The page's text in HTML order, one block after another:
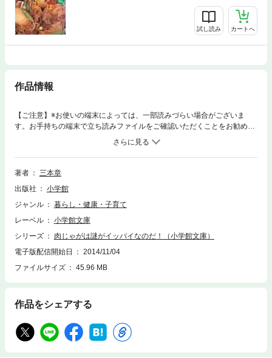
試し読み カートへ
作品情報
【ご注意】※お使いの端末によっては、一部読みづらい場合がございま
す。お手持ちの端末で立ち読みファイルをご確認いただくことをお勧めし
ます。肉じゃがは、いつから家庭料理の代表選手になったのか。その歴史
は意外と浅く昭和40年代以降だった。さらにじゃがいもの日本史世界史ま
で考察を進め、最後に豊かな食卓家族再生の本質とおふくろの味との関係
を探る。※この商品は紙の書籍のページを画像にした電子書籍です。文字
い。 試し読みファイルにより、ご購入前にお手持ちの端末での表示をご確
認ください。
著者
三本章
出版社
小学館
ジャンル
暮らし・健康・子育て
レーベル
小学館文庫
シリーズ
肉じゃがは謎がイッパイなのだ！（小学館文庫）
電子版配信開始日
2014/11/04
ファイルサイズ
45.96 MB
作品をシェアする